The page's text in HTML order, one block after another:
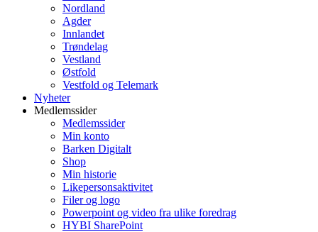
Nordland
Agder
Innlandet
Trøndelag
Vestland
Østfold
Vestfold og Telemark
Nyheter
Medlemssider
Medlemssider
Min konto
Barken Digitalt
Shop
Min historie
Likepersonsaktivitet
Filer og logo
Powerpoint og video fra ulike foredrag
HYBI SharePoint